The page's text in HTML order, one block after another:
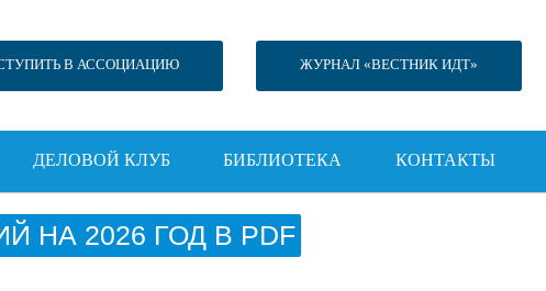
В АССОЦИАЦИЮ ЖУРНАЛ «ВЕСТНИК ИДТ»
ДЕЛОВОЙ КЛУБ БИБЛИОТЕКА КОНТАКТЫ
НА 2026 ГОД В PDF